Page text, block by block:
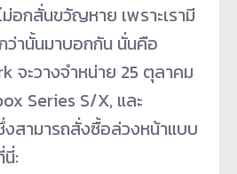
อกสั่นขวัญหาย เพราะเรามี
ว่านั้นมาบอกกัน นั่นคือ
จะวางจำหน่าย 25 ตุลาคม
Series S/X, และ
สามารถสั่งซื้อล่วงหน้าแบบ
: